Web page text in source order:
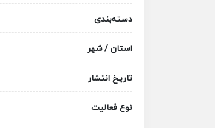
دسته‌بندی
استان / شهر
تاریخ انتشار
نوع فعالیت